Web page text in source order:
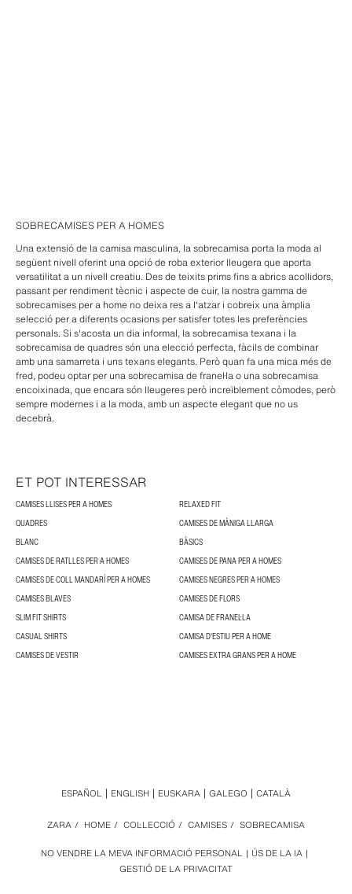
SOBRECAMISES PER A HOMES
Una extensió de la camisa masculina, la sobrecamisa porta la moda al
següent nivell oferint una opció de roba exterior lleugera que aporta
versatilitat a un nivell creatiu. Des de teixits prims fins a abrics acollidors,
passant per rendiment tècnic i aspecte de cuir, la nostra gamma de
sobrecamises per a home no deixa res a l'atzar i cobreix una àmplia
selecció per a diferents ocasions per satisfer totes les preferències
personals. Si s'acosta un dia informal, la sobrecamisa texana i la
sobrecamisa de quadres són una elecció perfecta, fàcils de combinar
amb una samarreta i uns texans elegants. Però quan fa una mica més de
fred, podeu optar per una sobrecamisa de franel·la o una sobrecamisa
encoixinada, que encara són lleugeres però increïblement còmodes, però
sempre modernes i a la moda, amb un aspecte elegant que no us
decebrà.
ET POT INTERESSAR
CAMISES LLISES PER A HOMES
RELAXED FIT
QUADRES
CAMISES DE MÀNIGA LLARGA
BLANC
BÀSICS
CAMISES DE RATLLES PER A HOMES
CAMISES DE PANA PER A HOMES
CAMISES DE COLL MANDARÍ PER A HOMES
CAMISES NEGRES PER A HOMES
CAMISES BLAVES
CAMISES DE FLORS
SLIM FIT SHIRTS
CAMISA DE FRANEL·LA
CASUAL SHIRTS
CAMISA D'ESTIU PER A HOME
CAMISES DE VESTIR
CAMISES EXTRA GRANS PER A HOME
NO VENDRE LA MEVA INFORMACIÓ PERSONAL
ÚS DE LA IA
GESTIÓ DE LA PRIVACITAT
ZARA / HOME / COL·LECCIÓ / CAMISES / SOBRECAMISA
ESPAÑOL ENGLISH EUSKARA GALEGO CATALÀ